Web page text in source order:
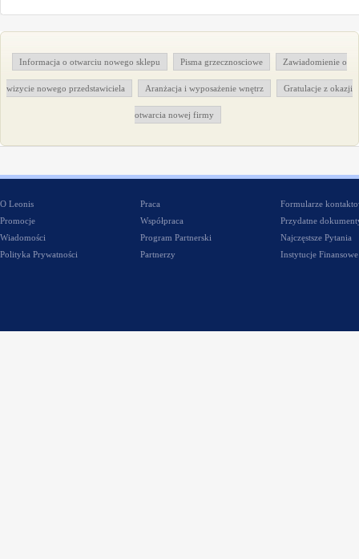
Informacja o otwarciu nowego sklepu Pisma grzecznosciowe Zawiadomienie o
wizycie nowego przedstawiciela Aranżacja i wyposażenie wnętrz Gratulacje z okazji
otwarcia nowej firmy
O Leonis
Promocje
Wiadomości
Polityka Prywatności
Praca
Współpraca
Program Partnerski
Partnerzy
Formularze
Przydatne
Najczęstsze Pytania
Instytucje Finansowe